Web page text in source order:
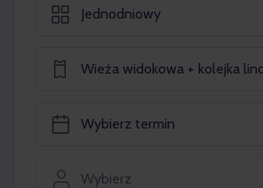
Jednodniowy
Wieża widokowa + kolejka
Wybierz